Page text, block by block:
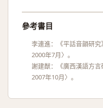
參考書目
李連進：《平話音韻研究
2000年7月〉。
謝建猷：《廣西漢語方言
2007年10月〉。